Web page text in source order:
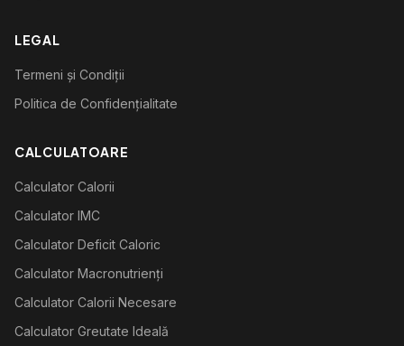
LEGAL
Termeni și Condiții
Politica de Confidențialitate
CALCULATOARE
Calculator Calorii
Calculator IMC
Calculator Deficit Caloric
Calculator Macronutrienți
Calculator Calorii Necesare
Calculator Greutate Ideală